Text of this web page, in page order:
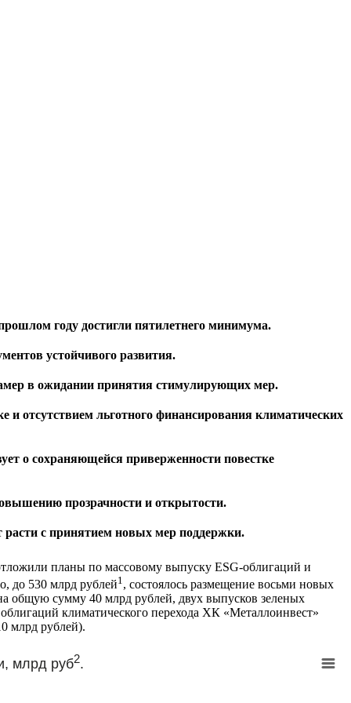
году достигли пятилетнего минимума.
устойчивого развития.
в ожидании принятия стимулирующих мер.
отсутствием льготного финансирования климатических
о сохраняющейся приверженности повестке
прозрачности и открытости.
расти с принятием новых мер поддержки.
планы по массовому выпуску ESG-облигаций и
до 530 млрд рублей1 , состоялось размещение восьми новых
сумму 40 млрд рублей, двух выпусков зеленых
климатического перехода ХК «Металлоинвест»
млрд рублей).
млрд руб2.